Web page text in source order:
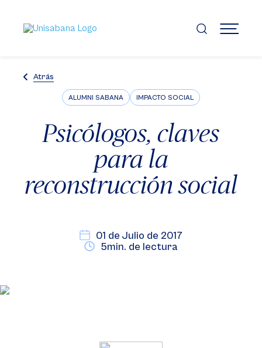
contenido
principal
MENÚ
Atrás
ALUMNI SABANA IMPACTO SOCIAL
Psicólogos, claves
para la
reconstrucción social
01 de Julio de 2017
5min. de lectura